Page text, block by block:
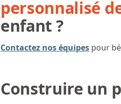
personnalisé
enfant ?
Contactez nos équipes pour
Construire un